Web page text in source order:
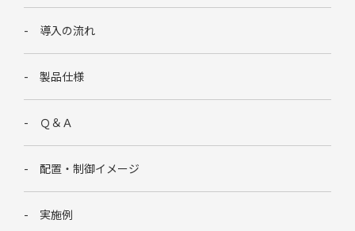
導入の流れ
製品仕様
Ｑ＆Ａ
配置・制御イメージ
実施例